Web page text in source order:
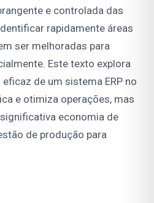
e controlada das
rapidamente áreas
ser melhoradas para
Este texto explora
de um sistema ERP no
e otimiza operações, mas
economia de
de produção para